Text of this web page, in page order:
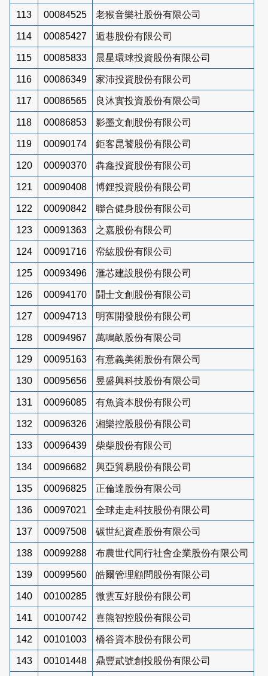
113 00084525 老猴音樂社股份有限公司
114 00085427 逅巷股份有限公司
115 00085833 晨星環球投資股份有限公司
116 00086349 家沛投資股份有限公司
117 00086565 良沐實投資股份有限公司
118 00086853 影墨文創股份有限公司
119 00090174 鉅客昆饕股份有限公司
120 00090370 犇鑫投資股份有限公司
121 00090408 博鋰投資股份有限公司
122 00090842 聯合健身股份有限公司
123 00091363 之嘉股份有限公司
124 00091716 帟紘股份有限公司
125 00093496 滙芯建設股份有限公司
126 00094170 鬪士文創股份有限公司
127 00094713 明寯開發股份有限公司
128 00094967 萬鳴畝股份有限公司
129 00095163 有意義美術股份有限公司
130 00095656 昱盛興科技股份有限公司
131 00096085 有魚資本股份有限公司
132 00096326 湘樂控股股份有限公司
133 00096439 柴柴股份有限公司
134 00096682 興亞貿易股份有限公司
135 00096825 正倫達股份有限公司
136 00097021 全球走走科技股份有限公司
137 00097508 碳世紀資產股份有限公司
138 00099288 布農世代同行社會企業股份有限公司
139 00099560 皓爾管理顧問股份有限公司
140 00100285 微雲互好股份有限公司
141 00100742 喜熊智控股份有限公司
142 00101003 橋谷資本股份有限公司
143 00101448 鼎豐貳號創投股份有限公司